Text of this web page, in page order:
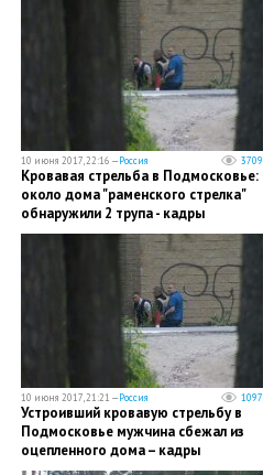
10 июня 2017, 22:16 —Россия 3709
Кровавая стрельба в Подмосковье:
около дома "раменского стрелка"
обнаружили 2 трупа - кадры
10 июня 2017, 21:21 —Россия 1097
Устроивший кровавую стрельбу в
Подмосковье мужчина сбежал из
оцепленного дома – кадры
спецоперации